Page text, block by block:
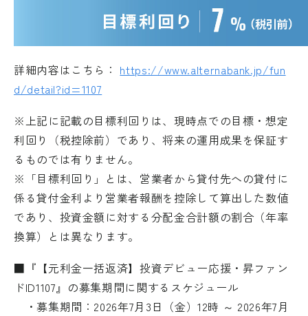
詳細内容はこちら： https://www.alternabank.jp/fun
d/detail?id=1107
※上記に記載の目標利回りは、現時点での目標・想定
利回り（税控除前）であり、将来の運用成果を保証す
るものでは有りません。
※「目標利回り」とは、営業者から貸付先への貸付に
係る貸付金利より営業者報酬を控除して算出した数値
であり、投資金額に対する分配金合計額の割合（年率
換算）とは異なります。
■『【元利金一括返済】投資デビュー応援・昇ファン
ドID1107』の募集期間に関するスケジュール
・募集期間：2026年7月3日（金）12時 ～ 2026年7月